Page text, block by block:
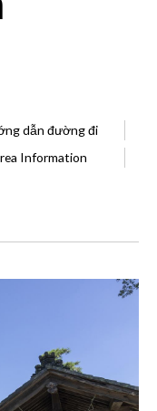
dẫn đường đi
Information